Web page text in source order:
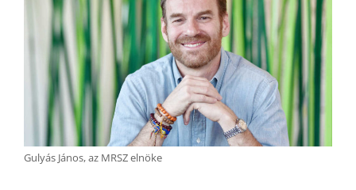
Gulyás János, az MRSZ elnöke